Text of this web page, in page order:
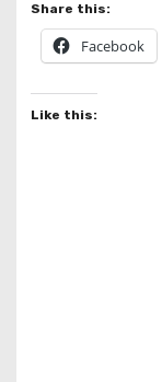
Share this:
Facebook
Like this: